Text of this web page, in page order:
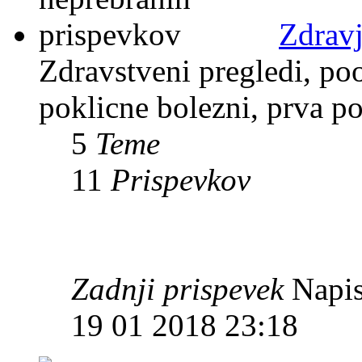
Zdravstveni pregledi,
poklicne bolezni, prva
5 Teme
11 Prispevkov
Zadnji prispevek
19 01 2018 23:18